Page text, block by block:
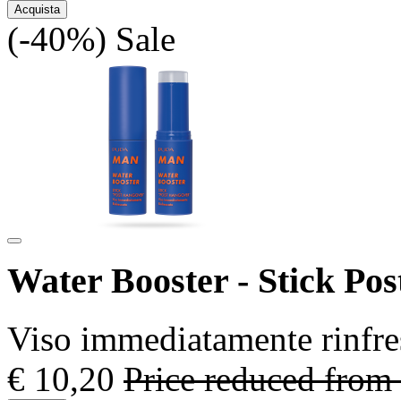
Acquista
(-40%) Sale
Water Booster - Stick
Viso immediatamente
€ 10,20 Price reduced from